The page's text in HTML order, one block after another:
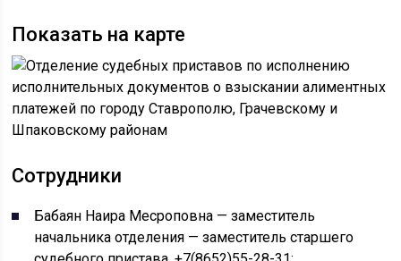
Показать на карте
Сотрудники
Бабаян Наира Месроповна — заместитель
начальника отделения — заместитель старшего